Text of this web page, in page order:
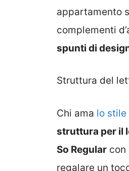
appartamento
complementi
spunti di
Struttura del
Chi ama lo stile
struttura per il
So Regular con
regalare un